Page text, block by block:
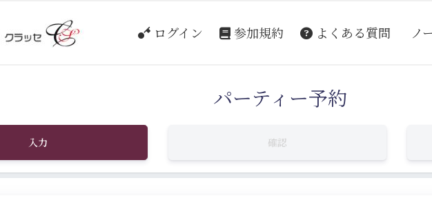
ログイン 参加規約 よくある質問 ノ
パーティー予約
入力 確認